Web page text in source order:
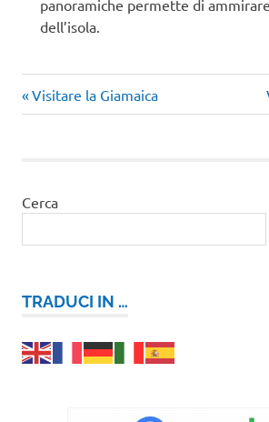
panoramiche permette di
dell’isola.
Navigazione
Articolo
precedente:
Visitare la Giamaica
Cerca
TRADUCI IN …